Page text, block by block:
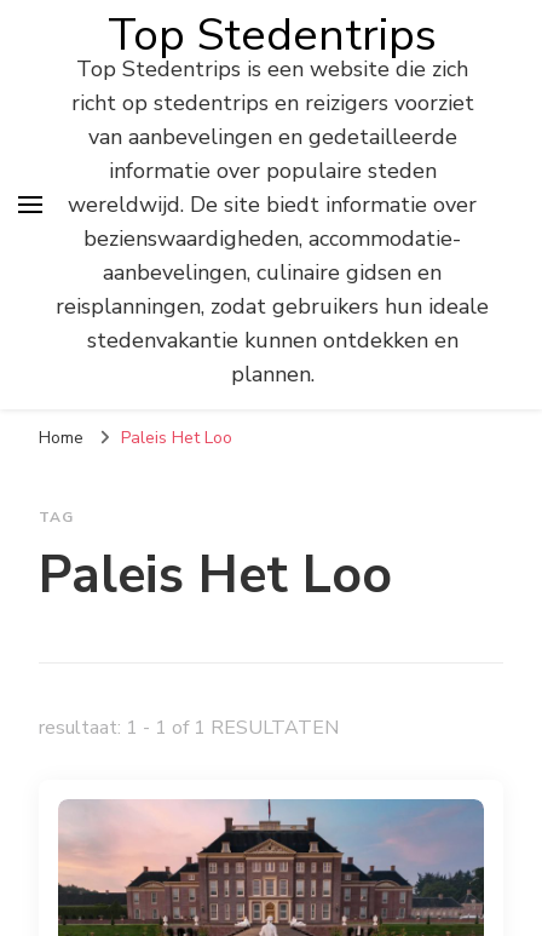
Top Stedentrips
Top Stedentrips is een website die zich
richt op stedentrips en reizigers voorziet
van aanbevelingen en gedetailleerde
informatie over populaire steden
wereldwijd. De site biedt informatie over
bezienswaardigheden, accommodatie-
aanbevelingen, culinaire gidsen en
reisplanningen, zodat gebruikers hun ideale
stedenvakantie kunnen ontdekken en
plannen.
Home Paleis Het Loo
TAG
Paleis Het Loo
resultaat: 1 - 1 of 1 RESULTATEN